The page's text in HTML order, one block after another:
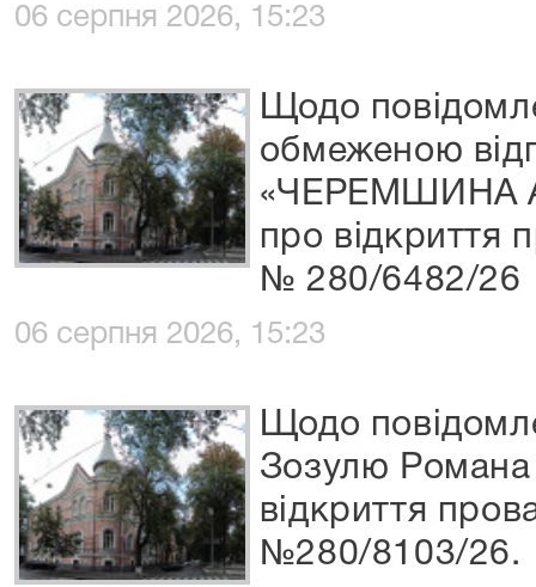
06 серпня 2026, 15:23
Щодо
обмеженою
«ЧЕРЕМШИНА
про відкриття
№ 280/6482/26
06 серпня 2026, 15:23
Щодо
Зозулю
відкриття
№280/8103/26.